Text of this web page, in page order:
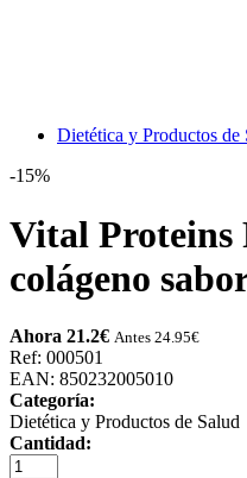
Dietética y Productos de
-15%
Vital Proteins
colágeno
Ahora 21.2€ Antes 24.95€
Ref: 000501
EAN: 850232005010
Categoría:
Dietética y Productos de Salud
Cantidad: